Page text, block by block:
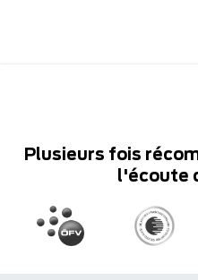
Plusieurs fois
l'écoute